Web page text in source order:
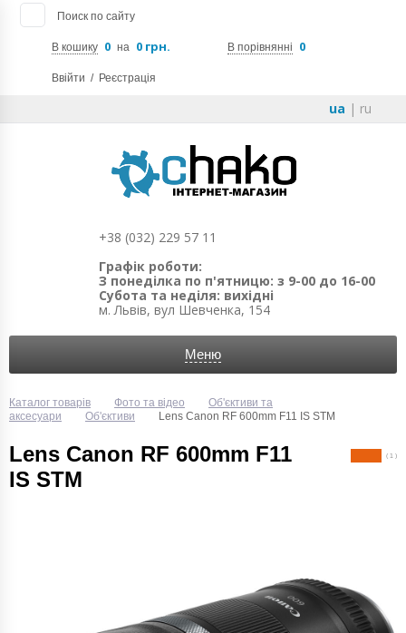
Поиск по сайту
В кошику 0 на 0 грн. В порівнянні 0
Ввійти / Реєстрація
ua | ru
+38 (032) 229 57 11
Графік роботи:
З понеділка по п'ятницю: з 9-00 до 16-00
Субота та неділя: вихідні
м. Львів, вул Шевченка, 154
Меню
Каталог товарів Фото та відео
Об'єктиви та
аксесуари
Об'єктиви Lens Canon RF 600mm F11 IS STM
Lens Canon RF 600mm F11
IS STM
( 1 )